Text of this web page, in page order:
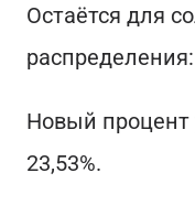
Остаётся для
распределения:
Новый процент
23,53%.